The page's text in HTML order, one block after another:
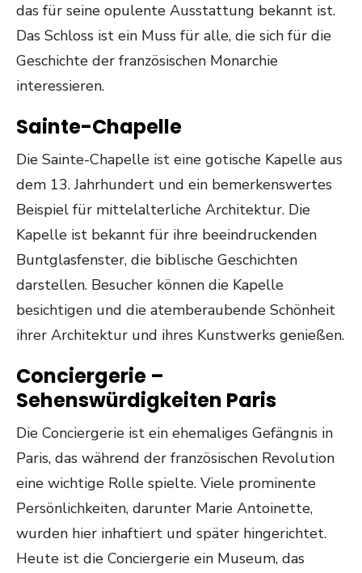
das für seine opulente Ausstattung bekannt ist.
Das Schloss ist ein Muss für alle, die sich für die
Geschichte der französischen Monarchie
interessieren.
Sainte-Chapelle
Die Sainte-Chapelle ist eine gotische Kapelle aus
dem 13. Jahrhundert und ein bemerkenswertes
Beispiel für mittelalterliche Architektur. Die
Kapelle ist bekannt für ihre beeindruckenden
Buntglasfenster, die biblische Geschichten
darstellen. Besucher können die Kapelle
besichtigen und die atemberaubende Schönheit
ihrer Architektur und ihres Kunstwerks genießen.
Conciergerie –
Sehenswürdigkeiten Paris
Die Conciergerie ist ein ehemaliges Gefängnis in
Paris, das während der französischen Revolution
eine wichtige Rolle spielte. Viele prominente
Persönlichkeiten, darunter Marie Antoinette,
wurden hier inhaftiert und später hingerichtet.
Heute ist die Conciergerie ein Museum, das